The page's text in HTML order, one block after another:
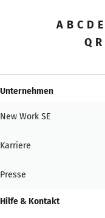
A B C D E
Q R
Unternehmen
New Work SE
Karriere
Presse
Hilfe & Kontakt